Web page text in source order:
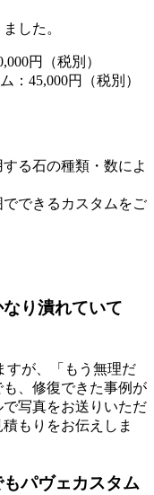
した。
円（税別）
：45,000円（税別）
る石の種類・数によ
できるカスタムをご
り潰れていて
すが、「もう無理だ
、修復できた事例が
写真をお送りいただ
もりをお伝えしま
パヴェカスタム